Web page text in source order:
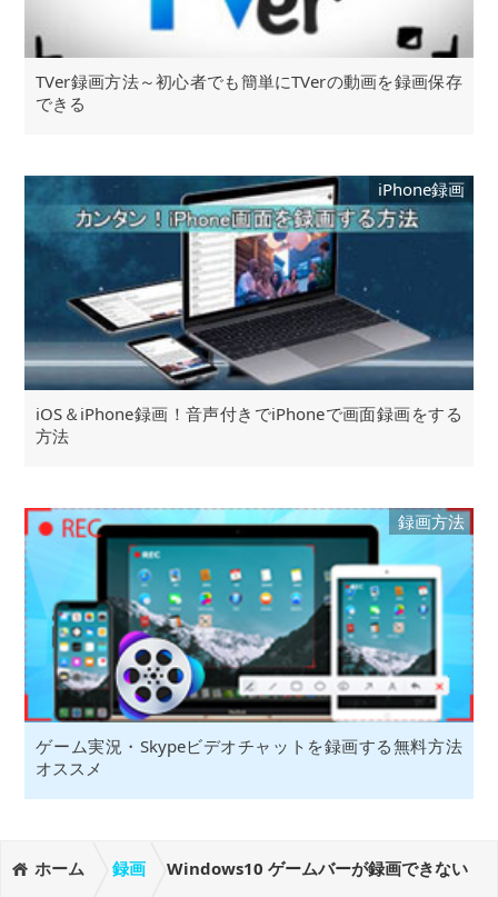
TVer録画方法～初心者でも簡単にTVerの動画を録画保存
できる
iPhone録画
iOS＆iPhone録画！音声付きでiPhoneで画面録画をする
方法
録画方法
ゲーム実況・Skypeビデオチャットを録画する無料方法
オススメ
ホーム 録画 Windows10 ゲームバーが録画できない